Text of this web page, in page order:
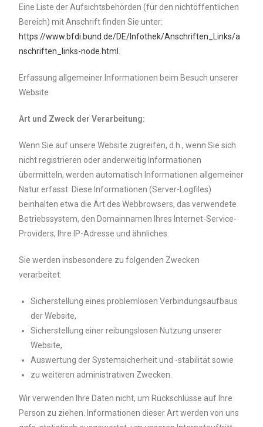
Eine Liste der Aufsichtsbehörden (für den nichtöffentlichen
Bereich) mit Anschrift finden Sie unter:
https://www.bfdi.bund.de/DE/Infothek/Anschriften_Links/a
nschriften_links-node.html
Erfassung allgemeiner Informationen beim Besuch unserer
Website
Art und Zweck der Verarbeitung:
Wenn Sie auf unsere Website zugreifen, d.h., wenn Sie sich
nicht registrieren oder anderweitig Informationen
übermitteln, werden automatisch Informationen allgemeiner
Natur erfasst. Diese Informationen (Server-Logfiles)
beinhalten etwa die Art des Webbrowsers, das verwendete
Betriebssystem, den Domainnamen Ihres Internet-Service-
Providers, Ihre IP-Adresse und ähnliches.
Sie werden insbesondere zu folgenden Zwecken
verarbeitet:
Sicherstellung eines problemlosen Verbindungsaufbaus
der Website,
Sicherstellung einer reibungslosen Nutzung unserer
Website,
Auswertung der Systemsicherheit und -stabilität sowie
zu weiteren administrativen Zwecken.
Wir verwenden Ihre Daten nicht, um Rückschlüsse auf Ihre
Person zu ziehen. Informationen dieser Art werden von uns